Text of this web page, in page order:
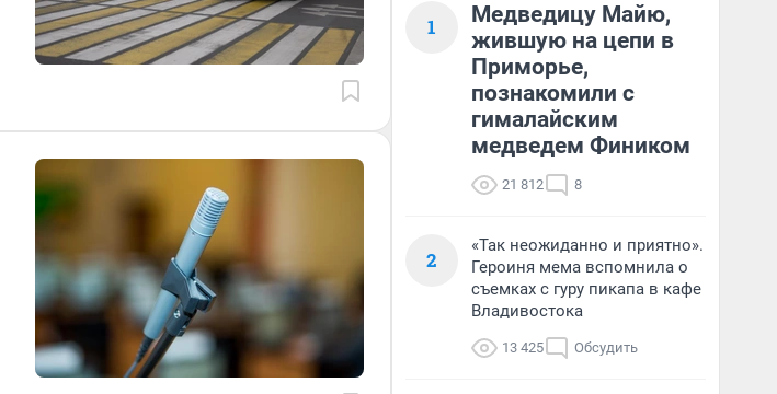
1
Медведицу Майю,
жившую на цепи в
Приморье,
познакомили с
гималайским
медведем Фиником
21 812 8
2
«Так неожиданно и приятно».
Героиня мема вспомнила о
съемках с гуру пикапа в кафе
Владивостока
13 425 Обсудить